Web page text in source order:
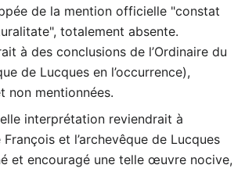
de la mention officielle "constat
totalement absente.
à des conclusions de l’Ordinaire du
de Lucques en l’occurrence),
non mentionnées.
interprétation reviendrait à
et l’archevêque de Lucques
et encouragé une telle œuvre nocive,